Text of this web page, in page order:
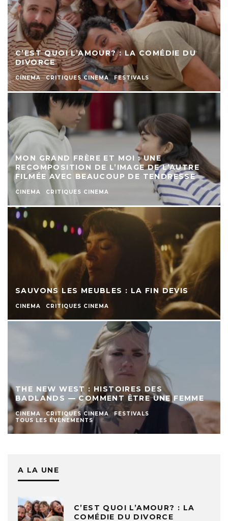
C’EST QUOI L’AMOUR? : LA COMÉDIE DU
DIVORCE
CINEMA CRITIQUES CINEMA FESTIVALS
MON GRAND FRÈRE ET MOI : UNE
RECOMPOSITION DE L’IMAGE DE L’AUTRE
FILMÉE AVEC BEAUCOUP DE TENDRESSE
CINEMA CRITIQUES CINEMA
SAUVONS LES MEUBLES : LA FIN DEVIS
CINEMA CRITIQUES CINEMA
THE NEW WEST : HISTOIRES DES
BADLANDS — COMMENT ÊTRE UNE FEMME
CINEMA CRITIQUES CINEMA
FESTIVALS
TOUS LES ÉVÈNEMENTS
A LA UNE
C’EST QUOI L’AMOUR? : LA
COMÉDIE DU DIVORCE